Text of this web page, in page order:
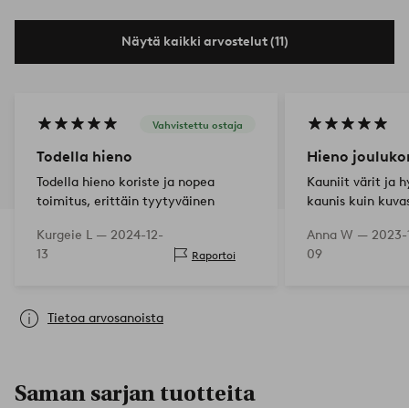
Näytä kaikki arvostelut (11)
Vahvistettu ostaja
Todella hieno
Todella hieno koriste ja nopea
toimitus, erittäin tyytyväinen
Kurgeie L — 2024-12-
13
Raportoi
Hieno
Kauniit värit ja
kaunis kuin
Anna W — 2023-
09
Tietoa arvosanoista
Saman sarjan tuotteita